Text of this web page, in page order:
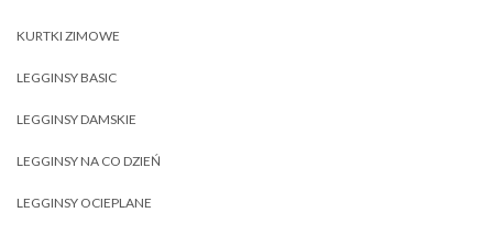
KURTKI ZIMOWE
LEGGINSY BASIC
LEGGINSY DAMSKIE
LEGGINSY NA CO DZIEŃ
LEGGINSY OCIEPLANE